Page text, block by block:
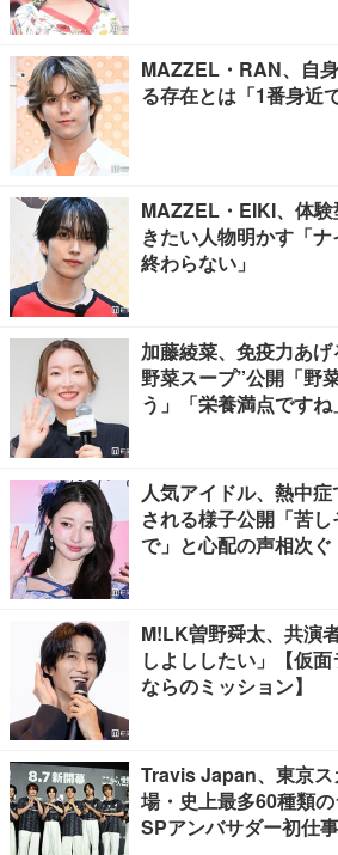
MAZZEL・RAN、自
る存在とは「1番身近
MAZZEL・EIKI、体
きたい人物明かす「
終わらない」
加藤綾菜、免疫力あ
野菜スープ”公開「野
う」「栄養満点です
人気アイドル、熱中
される様子公開「苦
で」と心配の声相次ぐ
M!LK曽野舜太、共演
しよししたい」【仮
ならのミッション】
Travis Japan、東京
場・史上最多60種類
SPアンバサダー初仕事